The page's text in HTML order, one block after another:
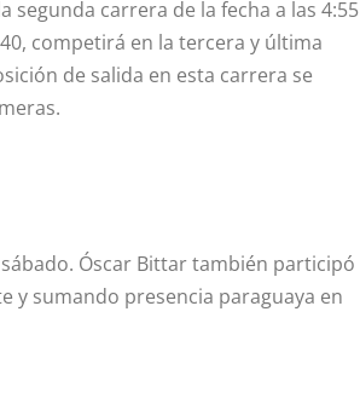
carrera de la fecha a las 4:55
competirá en la tercera y última
de salida en esta carrera se
Óscar Bittar también participó
y sumando presencia paraguaya en